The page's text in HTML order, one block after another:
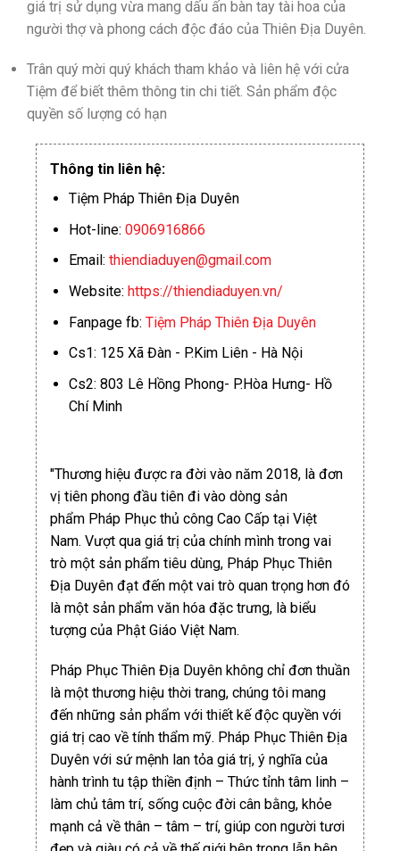
giá trị sử dụng vừa mang dấu ấn bàn tay tài hoa của
người thợ và phong cách độc đáo của Thiên Địa Duyên.
Trân quý mời quý khách tham khảo và liên hệ với cửa
Tiệm để biết thêm thông tin chi tiết. Sản phẩm độc
quyền số lượng có hạn
Thông tin liên hệ:
Tiệm Pháp Thiên Địa Duyên
Hot-line: 0906916866
Email: thiendiaduyen@gmail.com
Website: https://thiendiaduyen.vn/
Fanpage fb: Tiệm Pháp Thiên Địa Duyên
Cs1: 125 Xã Đàn - P.Kim Liên - Hà Nội
Cs2: 803 Lê Hồng Phong- P.Hòa Hưng- Hồ
Chí Minh
"Thương hiệu được ra đời vào năm 2018, là đơn
vị tiên phong đầu tiên đi vào dòng sản
phẩm Pháp Phục thủ công Cao Cấp tại Việt
Nam. Vượt qua giá trị của chính mình trong vai
trò một sản phẩm tiêu dùng, Pháp Phục Thiên
Địa Duyên đạt đến một vai trò quan trọng hơn đó
là một sản phẩm văn hóa đặc trưng, là biểu
tượng của Phật Giáo Việt Nam.
Pháp Phục Thiên Địa Duyên không chỉ đơn thuần
là một thương hiệu thời trang, chúng tôi mang
đến những sản phẩm với thiết kế độc quyền với
giá trị cao về tính thẩm mỹ. Pháp Phục Thiên Địa
Duyên với sứ mệnh lan tỏa giá trị, ý nghĩa của
hành trình tu tập thiền định – Thức tỉnh tâm linh –
làm chủ tâm trí, sống cuộc đời cân bằng, khỏe
mạnh cả về thân – tâm – trí, giúp con người tươi